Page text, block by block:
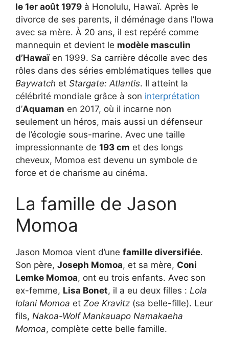
le 1er août 1979 à Honolulu, Hawaï. Après le
divorce de ses parents, il déménage dans l’Iowa
avec sa mère. À 20 ans, il est repéré comme
mannequin et devient le modèle masculin
d’Hawaïen 1999. Sa carrière décolle avec des
rôles dans des séries emblématiques telles que
Baywatch et Stargate: Atlantis. Il atteint la
célébrité mondiale grâce à son interprétation
d’Aquaman en 2017, où il incarne non
seulement un héros, mais aussi un défenseur
de l’écologie sous-marine. Avec une taille
impressionnante de 193 cm et des longs
cheveux, Momoa est devenu un symbole de
force et de charisme au cinéma.
La famille de Jason
Momoa
Jason Momoa vient d’une famille diversifiée.
Son père, Joseph Momoa, et sa mère, Coni
Lemke Momoa, ont eu trois enfants. Avec son
ex-femme, Lisa Bonet, il a eu deux filles : Lola
Iolani Momoa et Zoe Kravitz (sa belle-fille). Leur
fils, Nakoa-Wolf Mankauapo Namakaeha
Momoa, complète cette belle famille.